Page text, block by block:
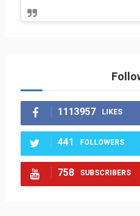
1113957 LIKES
441 FOLLOWERS
758 SUBSCRIBERS